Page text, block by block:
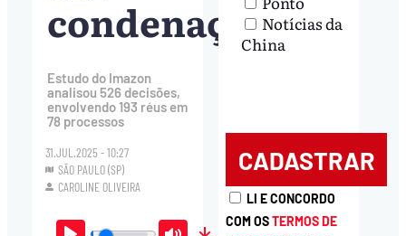
condenações
Estudo do Imazon
analisou 526 decisões,
envolvendo 193 réus em
78 processos
31.JUL.2025 - 10:27
SÃO PAULO (SP)
CAROLINE OLIVEIRA
Notícias da
China
LI E CONCORDO
COM OSTERMOS DE